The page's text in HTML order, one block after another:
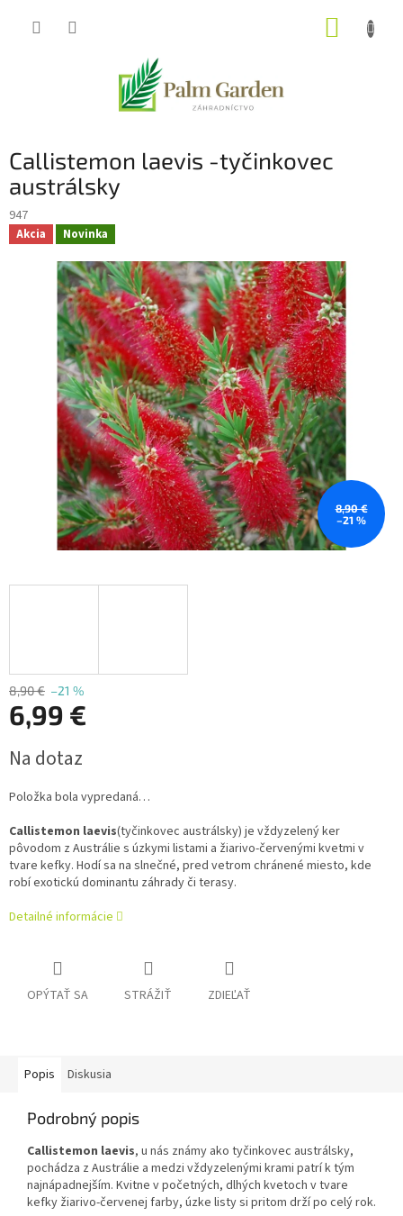
Callistemon laevis -tyčinkovec
austrálsky
947
Akcia Novinka
8,90 €
–21 %
8,90 € –21 %
6,99 €
cena:
Na dotaz
Položka bola vypredaná…
Callistemon laevis(tyčinkovec austrálsky) je vždyzelený ker
pôvodom z Austrálie s úzkymi listami a žiarivo-červenými kvetmi v
tvare kefky. Hodí sa na slnečné, pred vetrom chránené miesto, kde
robí exotickú dominantu záhrady či terasy.
Detailné informácie
OPÝTAŤ SA STRÁŽIŤ ZDIEĽAŤ
Popis Diskusia
Podrobný popis
Callistemon laevis, u nás známy ako tyčinkovec austrálsky,
pochádza z Austrálie a medzi vždyzelenými krami patrí k tým
najnápadnejším. Kvitne v početných, dlhých kvetoch v tvare
kefky žiarivo-červenej farby, úzke listy si pritom drží po celý rok.